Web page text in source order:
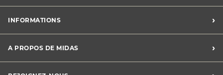
INFORMATIONS ›
Charte des cookies
Charte des données personnelles
A PROPOS DE MIDAS ›